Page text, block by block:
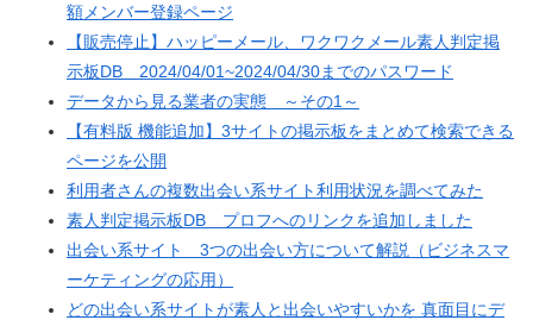
額メンバー登録ページ
【販売停止】ハッピーメール、ワクワクメール素人判定掲
示板DB 2024/04/01~2024/04/30までのパスワード
データから見る業者の実態 ～その1～
【有料版 機能追加】3サイトの掲示板をまとめて検索できる
ページを公開
利用者さんの複数出会い系サイト利用状況を調べてみた
素人判定掲示板DB プロフへのリンクを追加しました
出会い系サイト 3つの出会い方について解説（ビジネスマ
ーケティングの応用）
どの出会い系サイトが素人と出会いやすいかを 真面目にデ